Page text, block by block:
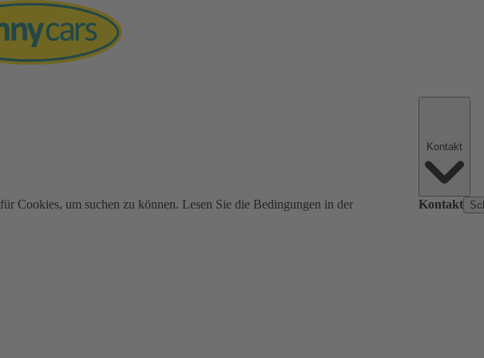
Cookies, um suchen zu können. Lesen Sie die Bedingungen in der
Kontakt